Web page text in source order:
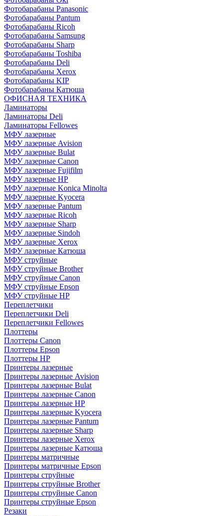
Фотобарабаны Panasonic
Фотобарабаны Pantum
Фотобарабаны Ricoh
Фотобарабаны Samsung
Фотобарабаны Sharp
Фотобарабаны Toshiba
Фотобарабаны Deli
Фотобарабаны Xerox
Фотобарабаны KIP
Фотобарабаны Катюша
ОФИСНАЯ ТЕХНИКА
Ламинаторы
Ламинаторы Deli
Ламинаторы Fellowes
МФУ лазерные
МФУ лазерные Avision
МФУ лазерные Bulat
МФУ лазерные Canon
МФУ лазерные Fujifilm
МФУ лазерные HP
МФУ лазерные Konica Minolta
МФУ лазерные Kyocera
МФУ лазерные Pantum
МФУ лазерные Ricoh
МФУ лазерные Sharp
МФУ лазерные Sindoh
МФУ лазерные Xerox
МФУ лазерные Катюша
МФУ струйные
МФУ струйные Brother
МФУ струйные Canon
МФУ струйные Epson
МФУ струйные HP
Переплетчики
Переплетчики Deli
Переплетчики Fellowes
Плоттеры
Плоттеры Canon
Плоттеры Epson
Плоттеры HP
Принтеры лазерные
Принтеры лазерные Avision
Принтеры лазерные Bulat
Принтеры лазерные Canon
Принтеры лазерные HP
Принтеры лазерные Kyocera
Принтеры лазерные Pantum
Принтеры лазерные Sharp
Принтеры лазерные Xerox
Принтеры лазерные Катюша
Принтеры матричные
Принтеры матричные Epson
Принтеры струйные
Принтеры струйные Brother
Принтеры струйные Canon
Принтеры струйные Epson
Резаки